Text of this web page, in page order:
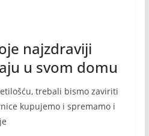
najzdraviji
u svom domu
trebali bismo zaviriti
kupujemo i spremamo i